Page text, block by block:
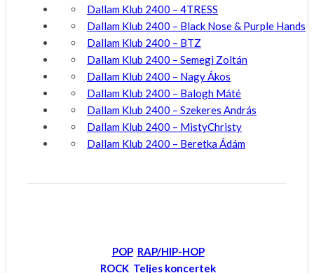
Dallam Klub 2400 – 4TRESS
Dallam Klub 2400 – Black Nose & Purple Hands
Dallam Klub 2400 – BTZ
Dallam Klub 2400 – Semegi Zoltán
Dallam Klub 2400 – Nagy Ákos
Dallam Klub 2400 – Balogh Máté
Dallam Klub 2400 – Szekeres András
Dallam Klub 2400 – MistyChristy
Dallam Klub 2400 – Beretka Ádám
POP RAP/HIP-HOP
ROCK Teljes koncertek